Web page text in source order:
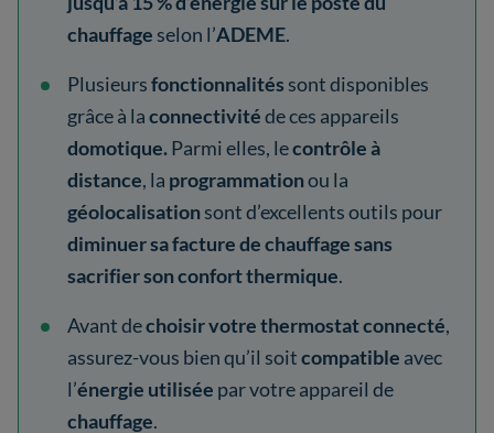
chauffage selon l’ADEME.
Plusieursfonctionnalités sont disponibles
grâce à laconnectivitéde ces appareils
domotique.Parmi elles, lecontrôle à
distance, la programmationou la
géolocalisationsont d’excellents outils pour
diminuer sa facture de chauffagesans
sacrifier son confort thermique.
Avant dechoisir votre thermostat connecté,
assurez-vous bien qu’il soitcompatible avec
l’énergie utilisée parvotre appareil de
chauffage.